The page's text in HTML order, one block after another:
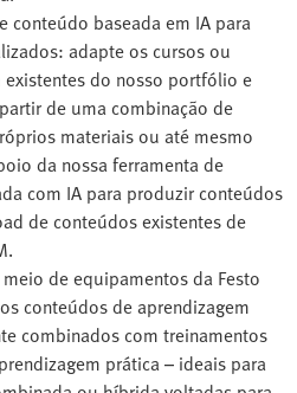
conteúdo baseada em IA para
adapte os cursos ou
do nosso portfólio e
de uma combinação de
materiais ou até mesmo
da nossa ferramenta de
com IA para produzir conteúdos
de conteúdos existentes de
de equipamentos da Festo
conteúdos de aprendizagem
combinados com treinamentos
prática – ideais para